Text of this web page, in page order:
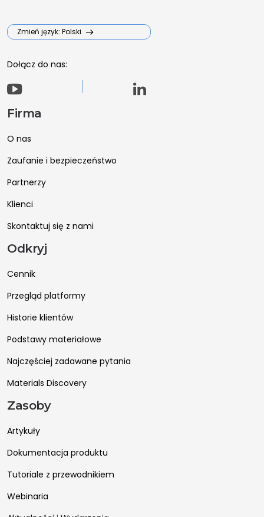
Zmień język: Polski
Dołącz do nas:
Firma
O nas
Zaufanie i bezpieczeństwo
Partnerzy
Klienci
Skontaktuj się z nami
Odkryj
Cennik
Przegląd platformy
Historie klientów
Podstawy materiałowe
Najczęściej zadawane pytania
Materials Discovery
Zasoby
Artykuły
Dokumentacja produktu
Tutoriale z przewodnikiem
Webinaria